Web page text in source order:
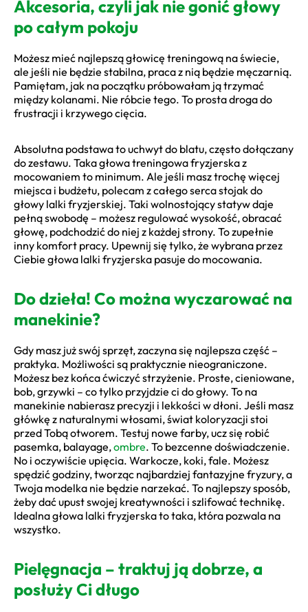
Akcesoria, czyli jak nie gonić głowy
po całym pokoju
Możesz mieć najlepszą głowicę treningową na świecie,
ale jeśli nie będzie stabilna, praca z nią będzie męczarnią.
Pamiętam, jak na początku próbowałam ją trzymać
między kolanami. Nie róbcie tego. To prosta droga do
frustracji i krzywego cięcia.
Absolutna podstawa to uchwyt do blatu, często dołączany
do zestawu. Taka głowa treningowa fryzjerska z
mocowaniem to minimum. Ale jeśli masz trochę więcej
miejsca i budżetu, polecam z całego serca stojak do
głowy lalki fryzjerskiej. Taki wolnostojący statyw daje
pełną swobodę – możesz regulować wysokość, obracać
głowę, podchodzić do niej z każdej strony. To zupełnie
inny komfort pracy. Upewnij się tylko, że wybrana przez
Ciebie głowa lalki fryzjerska pasuje do mocowania.
Do dzieła! Co można wyczarować na
manekinie?
Gdy masz już swój sprzęt, zaczyna się najlepsza część –
praktyka. Możliwości są praktycznie nieograniczone.
Możesz bez końca ćwiczyć strzyżenie. Proste, cieniowane,
bob, grzywki – co tylko przyjdzie ci do głowy. To na
manekinie nabierasz precyzji i lekkości w dłoni. Jeśli masz
główkę z naturalnymi włosami, świat koloryzacji stoi
przed Tobą otworem. Testuj nowe farby, ucz się robić
pasemka, balayage,ombre. To bezcenne doświadczenie.
No i oczywiście upięcia. Warkocze, koki, fale. Możesz
spędzić godziny, tworząc najbardziej fantazyjne fryzury, a
Twoja modelka nie będzie narzekać. To najlepszy sposób,
żeby dać upust swojej kreatywności i szlifować technikę.
Idealna głowa lalki fryzjerska to taka, która pozwala na
wszystko.
Pielęgnacja – traktuj ją dobrze, a
posłuży Ci długo